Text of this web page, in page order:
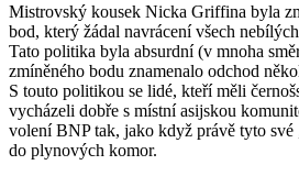
Mistrovský kousek Nicka Griffina byla
bod, který žádal navrácení všech
Tato politika byla absurdní (v mnoha
zmíněného bodu znamenalo odchod
S touto politikou se lidé, kteří měli
vycházeli dobře s místní asijskou
volení BNP tak, jako když právě tyto své
do plynových komor.